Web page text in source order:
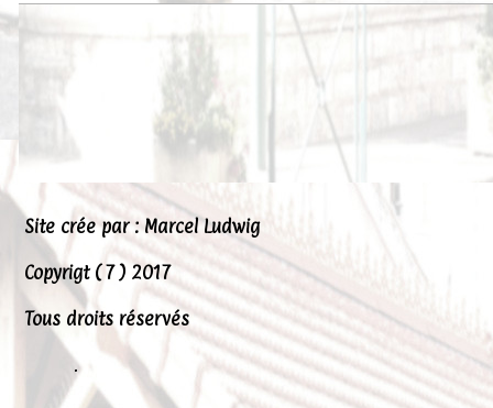
Liens
Site crée par : Marcel Ludwig
Copyrigt ( 7 ) 2017
Tous droits réservés
.